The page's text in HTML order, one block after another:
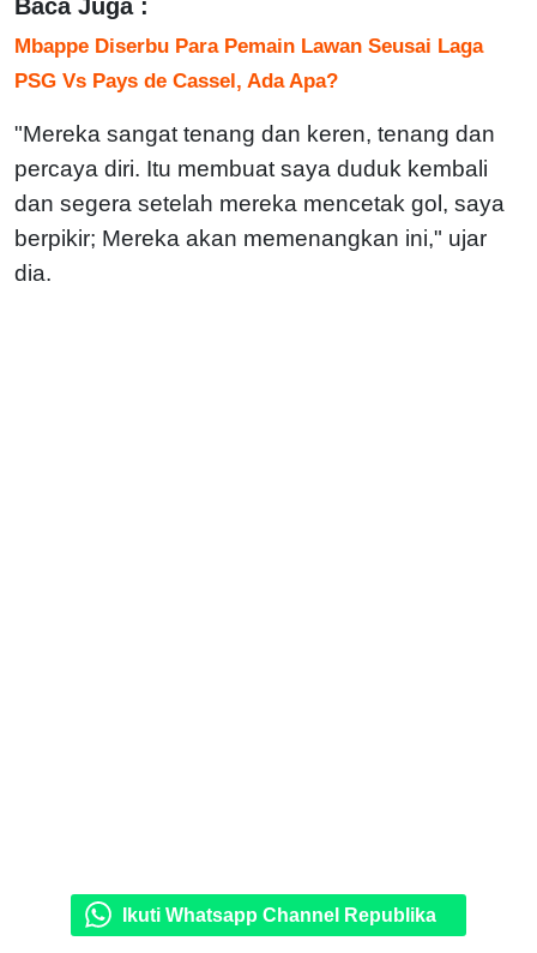
Baca Juga :
Mbappe Diserbu Para Pemain Lawan Seusai Laga
PSG Vs Pays de Cassel, Ada Apa?
"Mereka sangat tenang dan keren, tenang dan
percaya diri. Itu membuat saya duduk kembali
dan segera setelah mereka mencetak gol, saya
berpikir; Mereka akan memenangkan ini," ujar
dia.
Ikuti Whatsapp Channel Republika